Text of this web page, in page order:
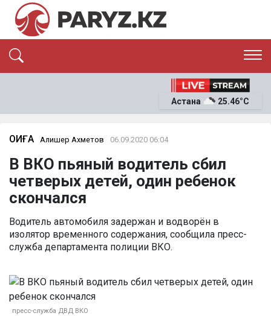
ЭКОНОМИКА
ОҚИҒА
News
Астана 25.46°C
ОҚИҒА Алишер Ахметов 06.09.2020 06:04
В ВКО пьяный водитель сбил
четверых детей, один ребенок
скончался
Водитель автомобиля задержан и водворён в
изолятор временного содержания, сообщила пресс-
служба департамента полиции ВКО.
пресс-служба ДВД ВКО